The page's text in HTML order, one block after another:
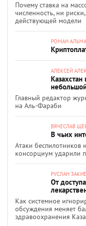
Почему ставка на
численность, ни
действующей модели
РОМАН
АЛЕКСЕЙ
Главный редактор
на Аль-Фараби
ВЯЧЕСЛАВ
В чьих
Атаки беспилотников
консорциум ударили
РУСЛАН
От
Как системное
обсуждения меняет
здравоохранения